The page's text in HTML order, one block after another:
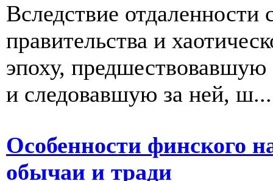
Вследствие отдаленности
правительства и
эпоху,
и следовавшую за ней, ш...
Особенности финского
обычаи и тради